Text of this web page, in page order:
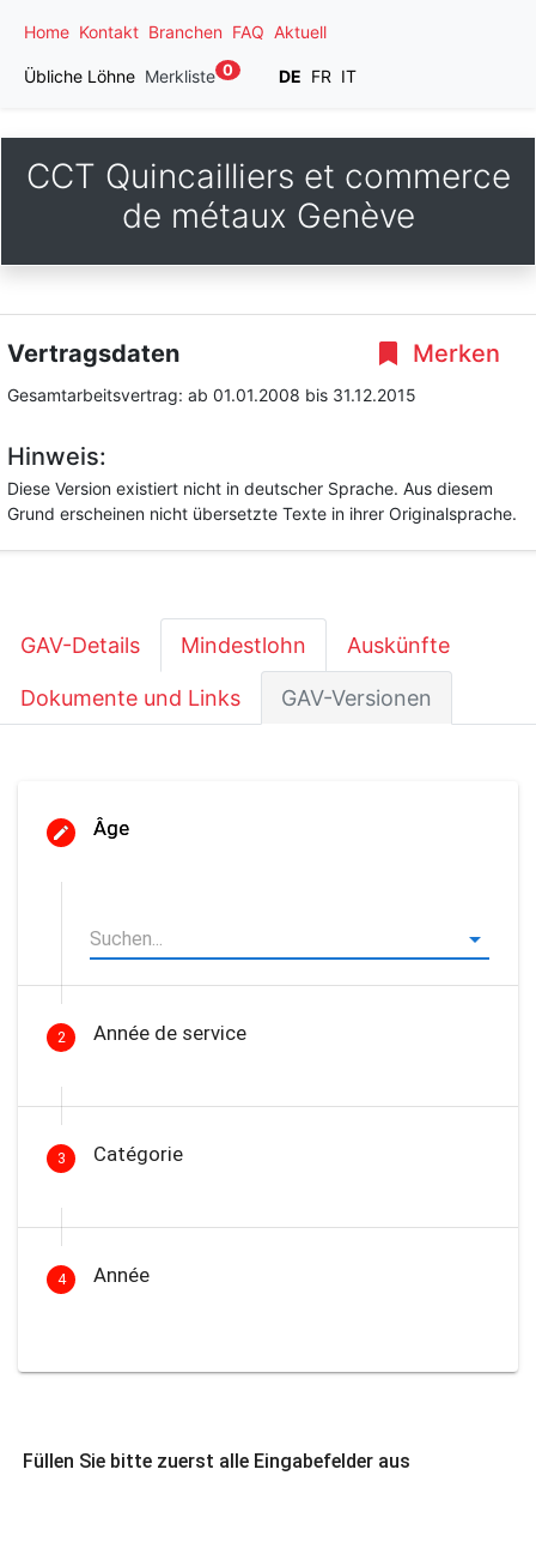
Home Kontakt Branchen FAQ Aktuell
Übliche Löhne Merkliste 0 DE FR IT
CCT Quincailliers et commerce
de métaux Genève
Merken
Vertragsdaten
Gesamtarbeitsvertrag: ab 01.01.2008 bis 31.12.2015
Hinweis:
Diese Version existiert nicht in deutscher Sprache. Aus diesem
Grund erscheinen nicht übersetzte Texte in ihrer Originalsprache.
GAV-Details Mindestlohn Auskünfte
Dokumente und Links GAV-Versionen
Âge
2 Année de service
3 Catégorie
4 Année
Füllen Sie bitte zuerst alle Eingabefelder aus